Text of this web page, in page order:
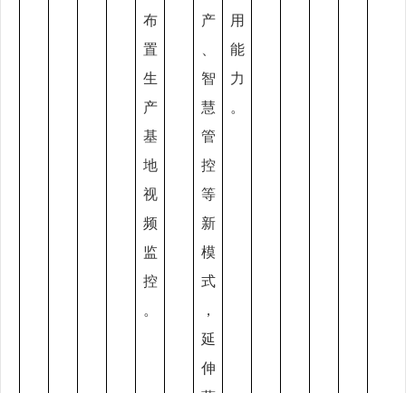
布
置
生
产
基
地
视
频
监
控
。
产
智
慧
管
控
等
新
模
式
，
延
伸
用
能
力
。